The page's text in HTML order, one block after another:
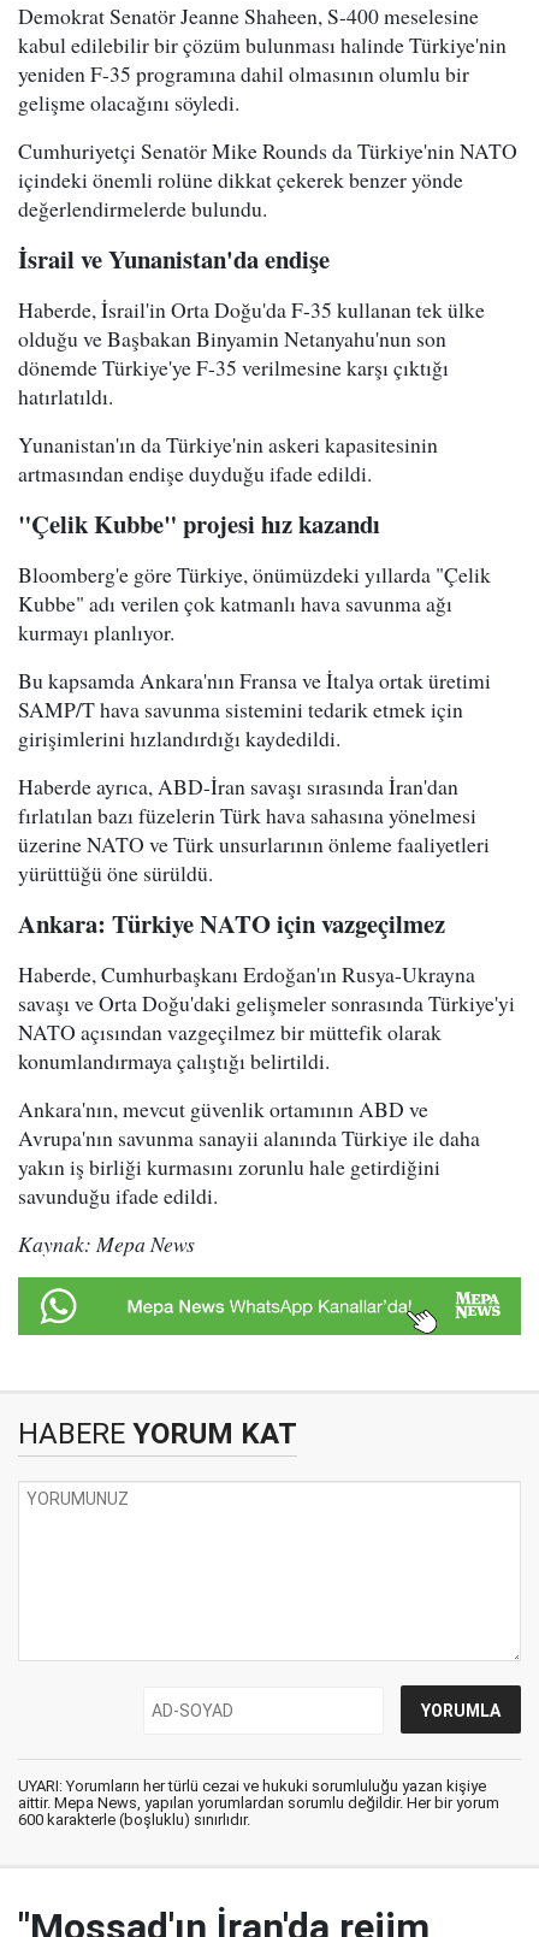
Demokrat Senatör Jeanne Shaheen, S-400 meselesine
kabul edilebilir bir çözüm bulunması halinde Türkiye'nin
yeniden F-35 programına dahil olmasının olumlu bir
gelişme olacağını söyledi.
Cumhuriyetçi Senatör Mike Rounds da Türkiye'nin NATO
içindeki önemli rolüne dikkat çekerek benzer yönde
değerlendirmelerde bulundu.
İsrail ve Yunanistan'da endişe
Haberde, İsrail'in Orta Doğu'da F-35 kullanan tek ülke
olduğu ve Başbakan Binyamin Netanyahu'nun son
dönemde Türkiye'ye F-35 verilmesine karşı çıktığı
hatırlatıldı.
Yunanistan'ın da Türkiye'nin askeri kapasitesinin
artmasından endişe duyduğu ifade edildi.
"Çelik Kubbe" projesi hız kazandı
Bloomberg'e göre Türkiye, önümüzdeki yıllarda "Çelik
Kubbe" adı verilen çok katmanlı hava savunma ağı
kurmayı planlıyor.
Bu kapsamda Ankara'nın Fransa ve İtalya ortak üretimi
SAMP/T hava savunma sistemini tedarik etmek için
girişimlerini hızlandırdığı kaydedildi.
Haberde ayrıca, ABD-İran savaşı sırasında İran'dan
fırlatılan bazı füzelerin Türk hava sahasına yönelmesi
üzerine NATO ve Türk unsurlarının önleme faaliyetleri
yürüttüğü öne sürüldü.
Ankara: Türkiye NATO için vazgeçilmez
Haberde, Cumhurbaşkanı Erdoğan'ın Rusya-Ukrayna
savaşı ve Orta Doğu'daki gelişmeler sonrasında Türkiye'yi
NATO açısından vazgeçilmez bir müttefik olarak
konumlandırmaya çalıştığı belirtildi.
Ankara'nın, mevcut güvenlik ortamının ABD ve
Avrupa'nın savunma sanayii alanında Türkiye ile daha
yakın iş birliği kurmasını zorunlu hale getirdiğini
savunduğu ifade edildi.
Kaynak: Mepa News
HABERE YORUM KAT
UYARI: Yorumların her türlü cezai ve hukuki sorumluluğu yazan kişiye
aittir. Mepa News, yapılan yorumlardan sorumlu değildir. Her bir yorum
600 karakterle (boşluklu) sınırlıdır.
"Mossad'ın İran'da rejim